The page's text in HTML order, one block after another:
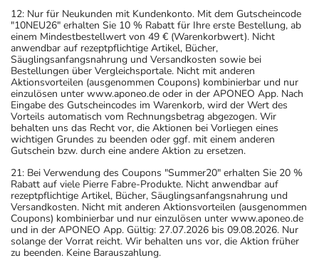
Arzneimittel, die Sie selbst kaufen, nur gelegentlich
anwenden oder deren Anwendung schon einige Zeit
zurückliegt.
Bitte verwenden Sie dieses Arzneimittel nicht mehr nach
dem auf der Packung oder der Umverpackung
angegebenen Verfallsdatum. Das Verfallsdatum bezieht
sich auf den letzten Tag des angegebenen Monats.
12: Nur für Neukunden mit Kundenkonto. Mit dem Gutscheincode
"10NEU26" erhalten Sie 10 % Rabatt für Ihre erste Bestellung, ab
einem Mindestbestellwert von 49 € (Warenkorbwert). Nicht
anwendbar auf rezeptpflichtige Artikel, Bücher,
Säuglingsanfangsnahrung und Versandkosten sowie bei
Bestellungen über Vergleichsportale. Nicht mit anderen
Aktionsvorteilen (ausgenommen Coupons) kombinierbar und nur
einzulösen unter www.aponeo.de oder in der APONEO App. Nach
Eingabe des Gutscheincodes im Warenkorb, wird der Wert des
Vorteils automatisch vom Rechnungsbetrag abgezogen. Wir
behalten uns das Recht vor, die Aktionen bei Vorliegen eines
wichtigen Grundes zu beenden oder ggf. mit einem anderen
Gutschein bzw. durch eine andere Aktion zu ersetzen.
21: Bei Verwendung des Coupons "Summer20" erhalten Sie 20 %
Rabatt auf viele Pierre Fabre-Produkte. Nicht anwendbar auf
rezeptpflichtige Artikel, Bücher, Säuglingsanfangsnahrung und
Versandkosten. Nicht mit anderen Aktionsvorteilen (ausgenommen
Coupons) kombinierbar und nur einzulösen unter www.aponeo.de
und in der APONEO App. Gültig: 27.07.2026 bis 09.08.2026. Nur
solange der Vorrat reicht. Wir behalten uns vor, die Aktion früher
zu beenden. Keine Barauszahlung.